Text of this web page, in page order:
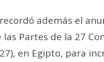
además el
las Partes de la 27
en Egipto, para